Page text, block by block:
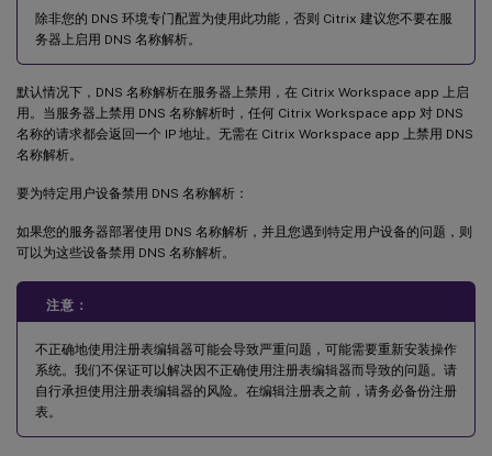
除非您的 DNS 环境专门配置为使用此功能，否则 Citrix 建议您不要在服
务器上启用 DNS 名称解析。
默认情况下，DNS 名称解析在服务器上禁用，在 Citrix Workspace app 上启
用。当服务器上禁用 DNS 名称解析时，任何 Citrix Workspace app 对 DNS
名称的请求都会返回一个 IP 地址。无需在 Citrix Workspace app 上禁用 DNS
名称解析。
要为特定用户设备禁用 DNS 名称解析：
如果您的服务器部署使用 DNS 名称解析，并且您遇到特定用户设备的问题，则
可以为这些设备禁用 DNS 名称解析。
注意：
不正确地使用注册表编辑器可能会导致严重问题，可能需要重新安装操作
系统。我们不保证可以解决因不正确使用注册表编辑器而导致的问题。请
自行承担使用注册表编辑器的风险。在编辑注册表之前，请务必备份注册
表。